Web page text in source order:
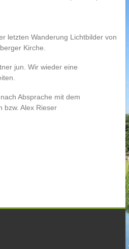
letzten Wanderung Lichtbilder von
Kirche.
jun. Wir wieder eine
Absprache mit dem
bzw. Alex Rieser